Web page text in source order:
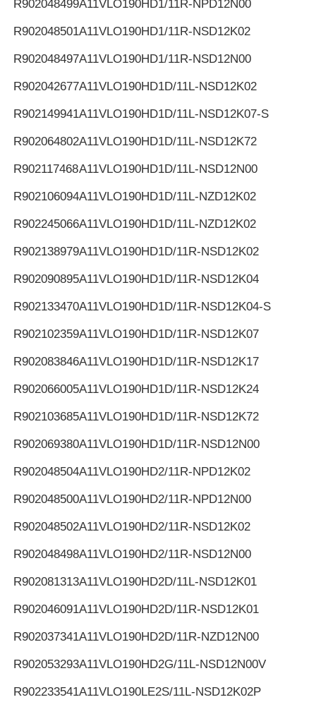
R902048499A11VLO190HD1/11R-NPD12N00
R902048501A11VLO190HD1/11R-NSD12K02
R902048497A11VLO190HD1/11R-NSD12N00
R902042677A11VLO190HD1D/11L-NSD12K02
R902149941A11VLO190HD1D/11L-NSD12K07-S
R902064802A11VLO190HD1D/11L-NSD12K72
R902117468A11VLO190HD1D/11L-NSD12N00
R902106094A11VLO190HD1D/11L-NZD12K02
R902245066A11VLO190HD1D/11L-NZD12K02
R902138979A11VLO190HD1D/11R-NSD12K02
R902090895A11VLO190HD1D/11R-NSD12K04
R902133470A11VLO190HD1D/11R-NSD12K04-S
R902102359A11VLO190HD1D/11R-NSD12K07
R902083846A11VLO190HD1D/11R-NSD12K17
R902066005A11VLO190HD1D/11R-NSD12K24
R902103685A11VLO190HD1D/11R-NSD12K72
R902069380A11VLO190HD1D/11R-NSD12N00
R902048504A11VLO190HD2/11R-NPD12K02
R902048500A11VLO190HD2/11R-NPD12N00
R902048502A11VLO190HD2/11R-NSD12K02
R902048498A11VLO190HD2/11R-NSD12N00
R902081313A11VLO190HD2D/11L-NSD12K01
R902046091A11VLO190HD2D/11R-NSD12K01
R902037341A11VLO190HD2D/11R-NZD12N00
R902053293A11VLO190HD2G/11L-NSD12N00V
R902233541A11VLO190LE2S/11L-NSD12K02P